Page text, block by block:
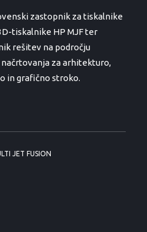
zastopnik za tiskalnike
tiskalnike HP MJF ter
rešitev na področju
za arhitekturo,
in grafično stroko.
JET FUSION